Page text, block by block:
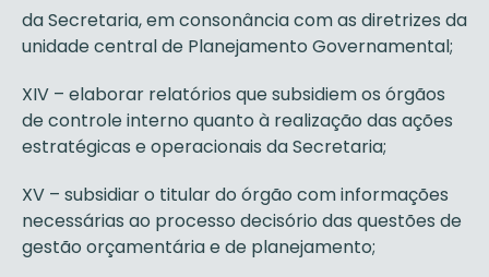
da Secretaria, em consonância com as diretrizes da
unidade central de Planejamento Governamental;
XIV – elaborar relatórios que subsidiem os órgãos
de controle interno quanto à realização das ações
estratégicas e operacionais da Secretaria;
XV – subsidiar o titular do órgão com informações
necessárias ao processo decisório das questões de
gestão orçamentária e de planejamento;